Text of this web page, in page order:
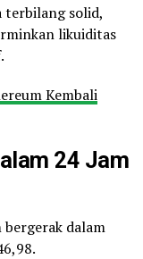
terbilang solid,
likuiditas
Kembali
24 Jam
dalam